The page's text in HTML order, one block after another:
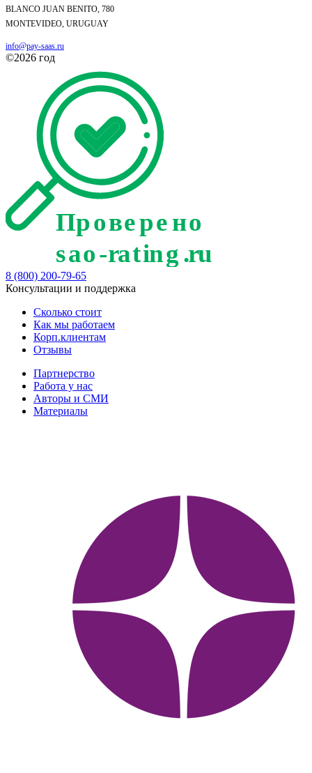
BLANCO JUAN BENITO, 780
MONTEVIDEO, URUGUAY
info@pay-saas.ru
©2026 год
8 (800) 200-79-65
Консультации и поддержка
Сколько стоит
Как мы работаем
Корп.клиентам
Отзывы
Партнерство
Работа у нас
Авторы и СМИ
Материалы